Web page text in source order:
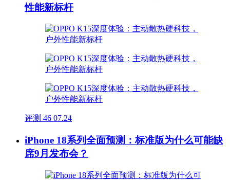
性能新标杆
评测 46 07.24
iPhone 18系列全面预测：标准版为什么可能缺
席9月发布会？